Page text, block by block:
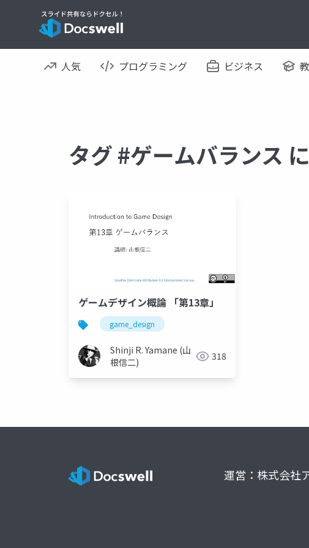
人気 プログラミング ビジネス
タグ #ゲームバランス
ゲームデザイン概論 「第13章」
game_design
Shinji R. Yamane (山
根信二)
318
運営：株式会社